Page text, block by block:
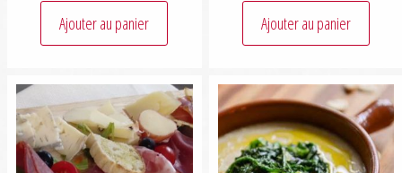
Ajouter au panier Ajouter au panier